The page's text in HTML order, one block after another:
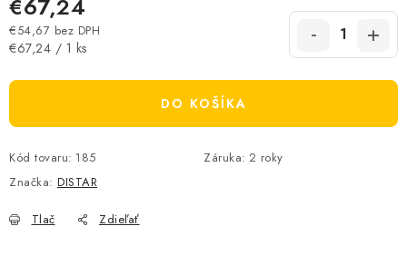
€67,24
€54,67 bez DPH
Jednotková cena:
€67,24 / 1 ks
DO KOŠÍKA
Kód tovaru: 185 Záruka: 2 roky
Značka: DISTAR
Tlač Zdieľať